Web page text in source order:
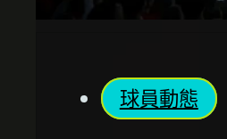
球員動態